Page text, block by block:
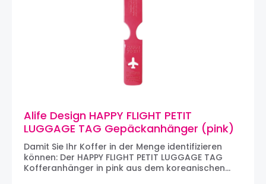
Alife Design HAPPY FLIGHT PETIT
LUGGAGE TAG Gepäckanhänger (pink)
Damit Sie Ihr Koffer in der Menge identifizieren
können: Der HAPPY FLIGHT PETIT LUGGAGE TAG
Kofferanhänger in pink aus dem koreanischen